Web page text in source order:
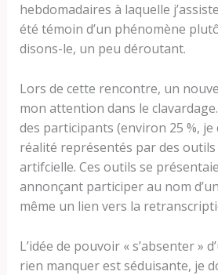
hebdomadaires à laquelle
été témoin d’un phénomène
disons-le, un peu déroutant.
Lors de cette rencontre, un
mon attention dans le
des participants (environ 25 %,
réalité représentés par des outils
artifcielle. Ces outils se
annonçant participer au nom
même un lien vers la
L’idée de pouvoir « s’absenter »
rien manquer est séduisante, je